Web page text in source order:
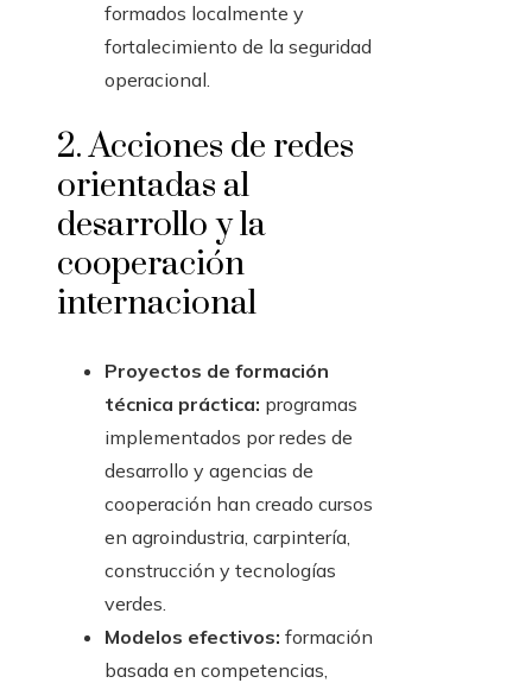
formados localmente y
fortalecimiento de la seguridad
operacional.
2. Acciones de redes
orientadas al
desarrollo y la
cooperación
internacional
Proyectos de formación
técnica práctica: programas
implementados por redes de
desarrollo y agencias de
cooperación han creado cursos
en agroindustria, carpintería,
construcción y tecnologías
verdes.
Modelos efectivos: formación
basada en competencias,